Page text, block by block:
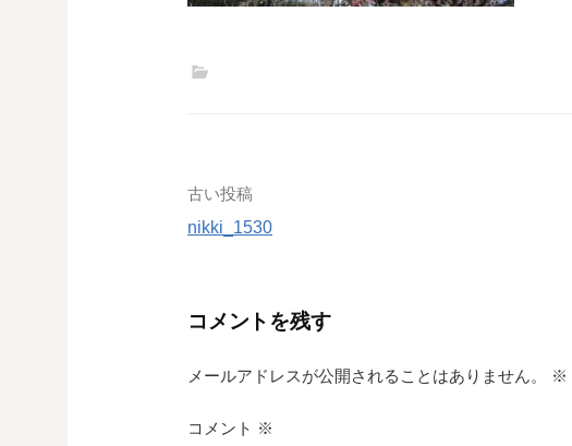
投
稿
ビ
ゲ
ー
古い投稿
nikki_1530
コメントを残す
メールアドレスが公開されることはありません。 ※
コメント ※